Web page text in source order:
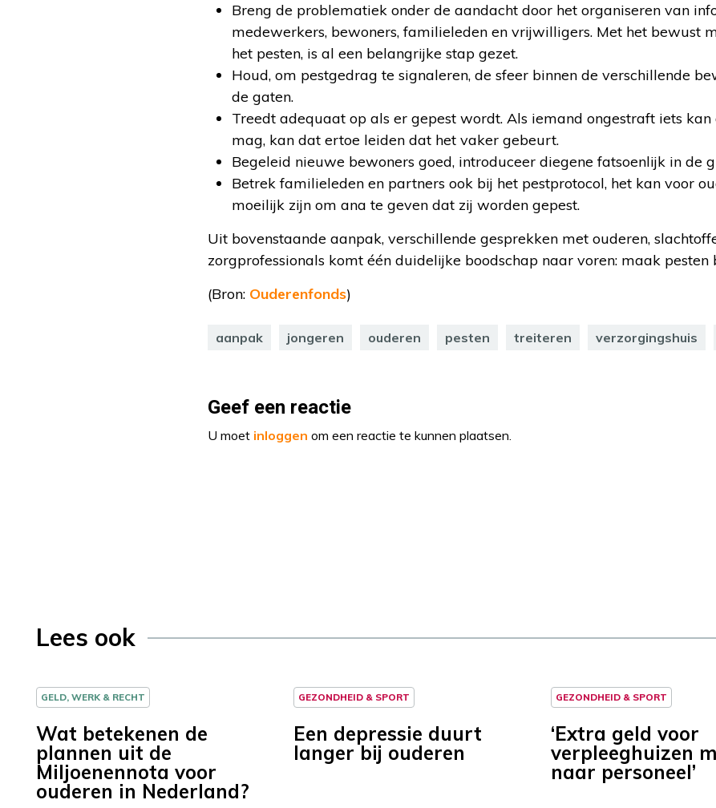
Breng de problematiek onder de aandacht door het organiseren van
medewerkers, bewoners, familieleden en vrijwilligers. Met het bewust
het pesten, is al een belangrijke stap gezet.
Houd, om pestgedrag te signaleren, de sfeer binnen de verschillende
de gaten.
Treedt adequaat op als er gepest wordt. Als iemand ongestraft iets
mag, kan dat ertoe leiden dat het vaker gebeurt.
Begeleid nieuwe bewoners goed, introduceer diegene fatsoenlijk in de
Betrek familieleden en partners ook bij het pestprotocol, het kan voor
moeilijk zijn om ana te geven dat zij worden gepest.
Uit bovenstaande aanpak, verschillende gesprekken met ouderen,
zorgprofessionals komt één duidelijke boodschap naar voren: maak pesten
(Bron: Ouderenfonds)
aanpak jongeren ouderen pesten treiteren verzorgingshuis
Geef een reactie
U moet inloggen om een reactie te kunnen plaatsen.
Lees ook
GELD, WERK & RECHT
Wat betekenen de
plannen uit de
Miljoenennota voor
ouderen in Nederland?
GEZONDHEID & SPORT
Een depressie duurt
langer bij ouderen
GEZONDHEID & SPORT
‘Extra geld voor
verpleeghuizen
naar personeel’